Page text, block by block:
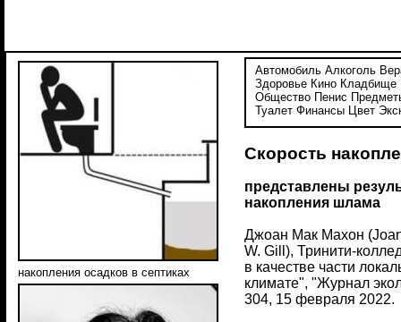
накопления осадков в септиках
Автомобиль Алкоголь
Здоровье Кино Кладбище
Общество Пенис
Туалет Финансы Цвет
Скорость
представлены
накопления шлама
Джоан Мак Махон
W. Gill), Тринити-
в качестве части
климате", "Журнал
304, 15 февраля 2022.